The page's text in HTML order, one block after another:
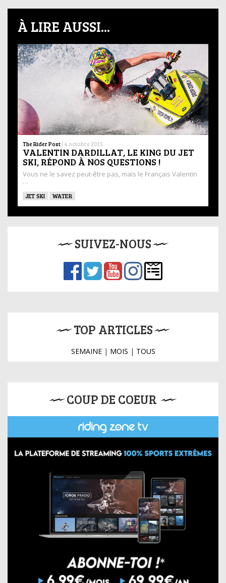
À LIRE AUSSI...
The Rider Post | 4 octobre 2015
VALENTIN DARDILLAT, LE KING DU JET
SKI, RÉPOND À NOS QUESTIONS !
Vous ne le savez peut-être pas, mais le Français Valentin
…
JET SKI WATER
SUIVEZ-NOUS
TOP ARTICLES
SEMAINE| MOIS | TOUS
COUP DE COEUR